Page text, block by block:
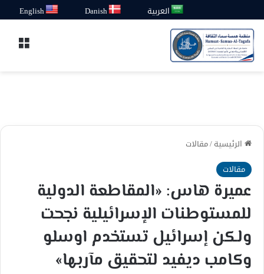
العربية Danish
English
الرئيسية/مقالات
مقالات
عميرة هاس: «المقاطعة الدولية
للمستوطنات الإسرائيلية نجحت
ولكن إسرائيل تستخدم اوسلو
وكامب ديفيد لتحقيق مآربها»